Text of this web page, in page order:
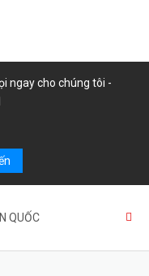
ngay cho chúng tôi -
QUỐC